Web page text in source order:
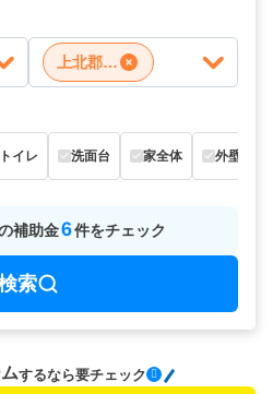
上北郡六ヶ所村
トイレ 洗面台 家全体 外壁
補助金6件をチェック
索
するなら要チェック